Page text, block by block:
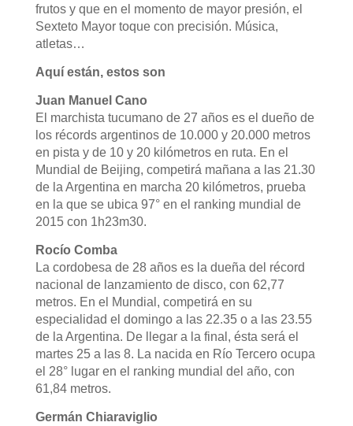
frutos y que en el momento de mayor presión, el
Sexteto Mayor toque con precisión. Música,
atletas…
Aquí están, estos son
Juan Manuel Cano
El marchista tucumano de 27 años es el dueño de
los récords argentinos de 10.000 y 20.000 metros
en pista y de 10 y 20 kilómetros en ruta. En el
Mundial de Beijing, competirá mañana a las 21.30
de la Argentina en marcha 20 kilómetros, prueba
en la que se ubica 97° en el ranking mundial de
2015 con 1h23m30.
Rocío Comba
La cordobesa de 28 años es la dueña del récord
nacional de lanzamiento de disco, con 62,77
metros. En el Mundial, competirá en su
especialidad el domingo a las 22.35 o a las 23.55
de la Argentina. De llegar a la final, ésta será el
martes 25 a las 8. La nacida en Río Tercero ocupa
el 28° lugar en el ranking mundial del año, con
61,84 metros.
Germán Chiaraviglio